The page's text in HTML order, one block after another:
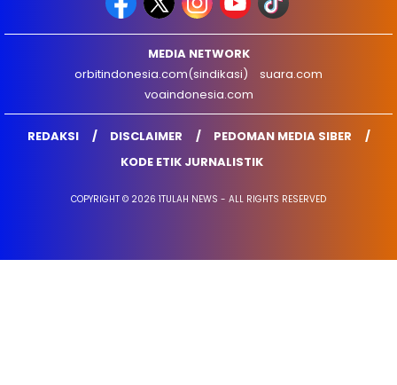
MEDIA NETWORK
orbitindonesia.com(sindikasi)
suara.com
voaindonesia.com
REDAKSI DISCLAIMER
PEDOMAN MEDIA SIBER
KODE ETIK JURNALISTIK
COPYRIGHT © 2026 1TULAH NEWS - ALL RIGHTS RESERVED